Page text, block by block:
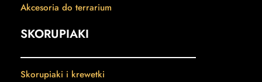
Akcesoria do terrarium
SKORUPIAKI
Skorupiaki i krewetki